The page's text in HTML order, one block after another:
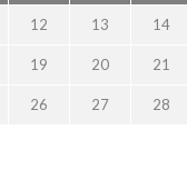
12 13 14
19 20 21
26 27 28